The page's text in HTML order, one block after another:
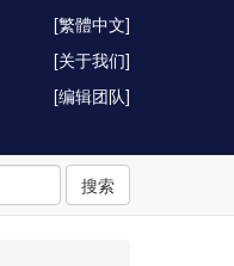
[繁體中文]
[关于我们]
[编辑团队]
搜索